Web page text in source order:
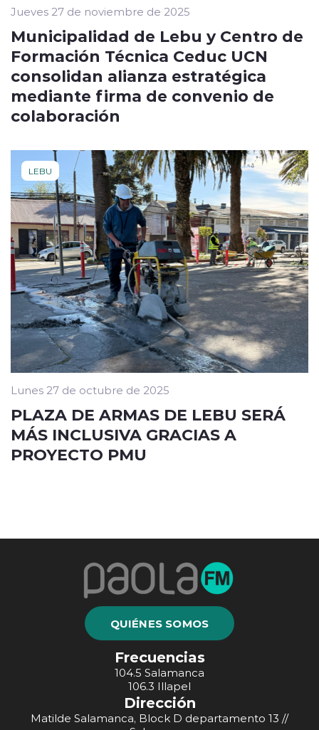
Jueves 27 de noviembre de 2025
Municipalidad de Lebu y Centro de
Formación Técnica Ceduc UCN
consolidan alianza estratégica
mediante firma de convenio de
colaboración
LEBU
Lunes 27 de octubre de 2025
PLAZA DE ARMAS DE LEBU SERÁ
MÁS INCLUSIVA GRACIAS A
PROYECTO PMU
QUIÉNES SOMOS
Frecuencias
104.5 Salamanca
106.3 Illapel
Dirección
Matilde Salamanca, Block D departamento 13 //